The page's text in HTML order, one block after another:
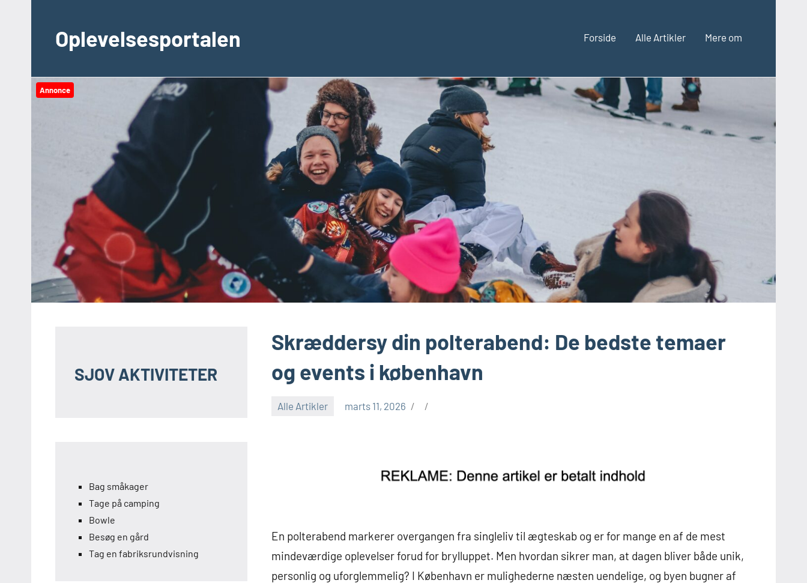
indholdOplevelsesportalen Forside Alle Artikler Mere om
Annonce
Skræddersy din polterabend: De bedste temaer
og events i københavn
Alle Artikler marts 11, 2026
En polterabend markerer overgangen fra singleliv til ægteskab og er for mange en af de mest
mindeværdige oplevelser forud for brylluppet. Men hvordan sikrer man, at dagen bliver både unik,
personlig og uforglemmelig? I København er mulighederne næsten uendelige, og byen bugner af
SJOV AKTIVITETER
Bag småkager
Tage på camping
Bowle
Besøg en gård
Tag en fabriksrundvisning